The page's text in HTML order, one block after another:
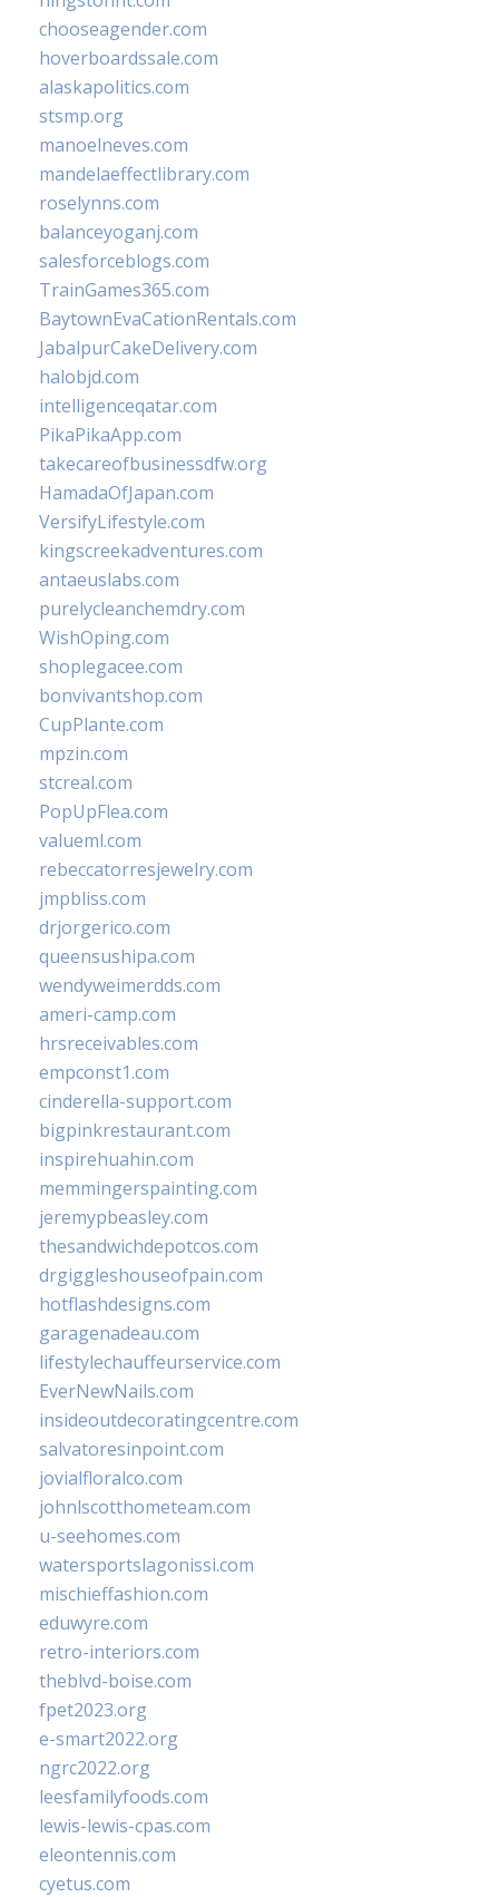
chooseagender.com
hoverboardssale.com
alaskapolitics.com
stsmp.org
manoelneves.com
mandelaeffectlibrary.com
roselynns.com
balanceyoganj.com
salesforceblogs.com
TrainGames365.com
BaytownEvaCationRentals.com
JabalpurCakeDelivery.com
halobjd.com
intelligenceqatar.com
PikaPikaApp.com
takecareofbusinessdfw.org
HamadaOfJapan.com
VersifyLifestyle.com
kingscreekadventures.com
antaeuslabs.com
purelycleanchemdry.com
WishOping.com
shoplegacee.com
bonvivantshop.com
CupPlante.com
mpzin.com
stcreal.com
PopUpFlea.com
valueml.com
rebeccatorresjewelry.com
jmpbliss.com
drjorgerico.com
queensushipa.com
wendyweimerdds.com
ameri-camp.com
hrsreceivables.com
empconst1.com
cinderella-support.com
bigpinkrestaurant.com
inspirehuahin.com
memmingerspainting.com
jeremypbeasley.com
thesandwichdepotcos.com
drgiggleshouseofpain.com
hotflashdesigns.com
garagenadeau.com
lifestylechauffeurservice.com
EverNewNails.com
insideoutdecoratingcentre.com
salvatoresinpoint.com
jovialfloralco.com
johnlscotthometeam.com
u-seehomes.com
watersportslagonissi.com
mischieffashion.com
eduwyre.com
retro-interiors.com
theblvd-boise.com
fpet2023.org
e-smart2022.org
ngrc2022.org
leesfamilyfoods.com
lewis-lewis-cpas.com
eleontennis.com
cyetus.com